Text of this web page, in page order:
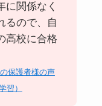
に関係なく
るので、自
高校に合格
保護者様の声
習）